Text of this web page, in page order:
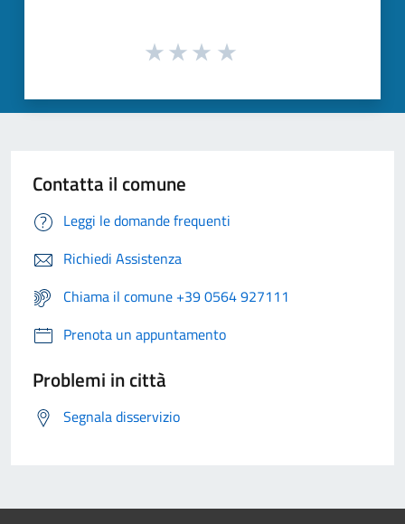
Contatta il comune
Leggi le domande frequenti
Richiedi Assistenza
Chiama il comune +39 0564 927111
Prenota un appuntamento
Problemi in città
Segnala disservizio